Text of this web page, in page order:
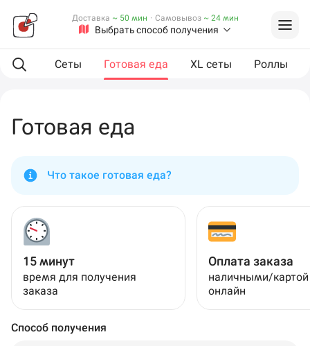
Выбрать способ получения
Доставка ~ 50 мин · Самовывоз ~ 24 мин
Сеты Готовая еда XL сеты Роллы
Готовая еда
Что такое готовая еда?
15 минут
время для получения
заказа
Оплата заказа
наличными/
онлайн
Способ получения